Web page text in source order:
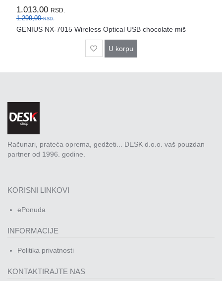
1.013,00 RSD.
1.299,00RSD.
GENIUS NX-7015 Wireless Optical USB chocolate miš
U korpu
Računari, prateća oprema, gedžeti... DESK d.o.o. vaš pouzdan
partner od 1996. godine.
KORISNI LINKOVI
ePonuda
INFORMACIJE
Politika privatnosti
KONTAKTIRAJTE NAS